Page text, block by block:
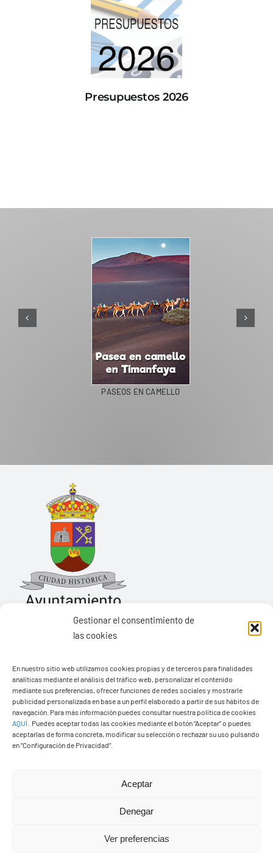
Gestionar el consentimiento de
las cookies
En nuestro sitio web utilizamos cookies propias y de terceros para finalidades
analíticas mediante el análisis del tráfico web, personalizar el contenido
mediante sus preferencias, ofrecer funciones de redes sociales y mostrarle
publicidad personalizada en base a un perfil elaborado a partir de sus hábitos de
navegación. Para más información puedes consultar nuestra política de cookies
AQUÍ
Puedes aceptar todas las cookies mediante el botón “Aceptar” o puedes
aceptarlas de forma concreta, modificar su selección o rechazar su uso pulsando
en “Configuración de Privacidad”.
Aceptar
Denegar
Ver preferencias
Presupuestos 2026
PASEOS EN CAMELLO
Pza. de Los Remedios, 1
35570 – Yaiza
Tel:928 83 62 20
© Copyright2026 Ayuntamiento de Yaiza - Todos los